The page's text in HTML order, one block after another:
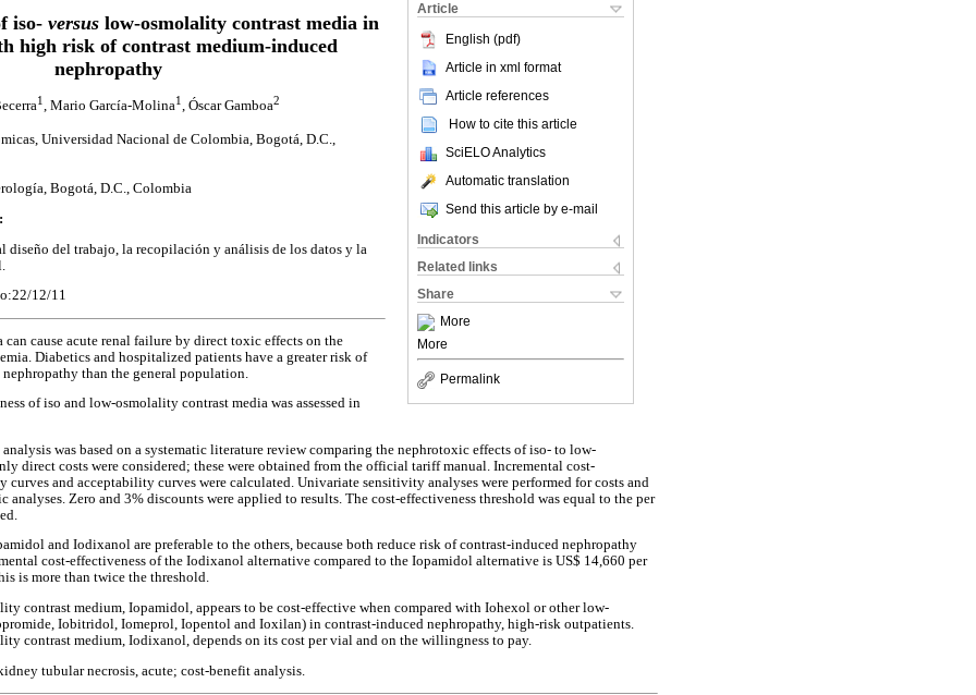
Article
English (pdf)
Article in xml format
Article references
How to cite this article
SciELO Analytics
Automatic translation
Send this article by e-mail
Indicators
Related links
Share
More
More
Permalink
iso- versus low-osmolality contrast media in
high risk of contrast medium-induced
nephropathy
1 , Mario García-Molina1 , Óscar Gamboa2
Universidad Nacional de Colombia, Bogotá, D.C.,
Bogotá, D.C., Colombia
diseño del trabajo, la recopilación y análisis de los datos y la
12/11
can cause acute renal failure by direct toxic effects on the
Diabetics and hospitalized patients have a greater risk of
than the general population.
of iso and low-osmolality contrast media was assessed in
analysis was based on a systematic literature review comparing the nephrotoxic effects of iso- to low-
direct costs were considered; these were obtained from the official tariff manual. Incremental cost-
curves and acceptability curves were calculated. Univariate sensitivity analyses were performed for costs and
analyses. Zero and 3% discounts were applied to results. The cost-effectiveness threshold was equal to the per
and Iodixanol are preferable to the others, because both reduce risk of contrast-induced nephropathy
cost-effectiveness of the Iodixanol alternative compared to the Iopamidol alternative is US$ 14,660 per
is more than twice the threshold.
contrast medium, Iopamidol, appears to be cost-effective when compared with Iohexol or other low-
Iobitridol, Iomeprol, Iopentol and Ioxilan) in contrast-induced nephropathy, high-risk outpatients.
contrast medium, Iodixanol, depends on its cost per vial and on the willingness to pay.
tubular necrosis, acute; cost-benefit analysis.